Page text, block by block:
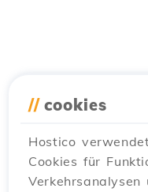
// cookies
Hostico
Cookies für